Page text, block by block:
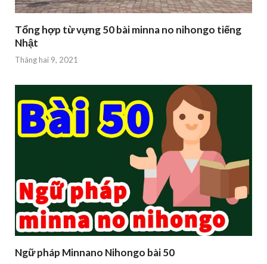
Tổng hợp từ vựng 50 bài minna no nihongo tiếng
Nhật
Tháng hai 9, 2021
Ngữ pháp Minnano Nihongo bài 50